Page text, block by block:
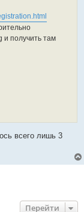
и получить там
всего лишь 3
Перейти